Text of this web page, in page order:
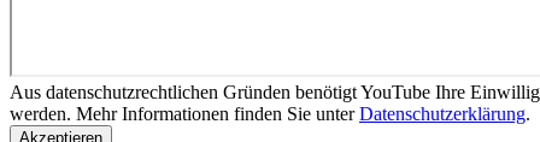
Aus datenschutzrechtlichen Gründen benötigt YouTube Ihre
werden. Mehr Informationen finden Sie unterDatenschutzerklärung.
Akzeptieren